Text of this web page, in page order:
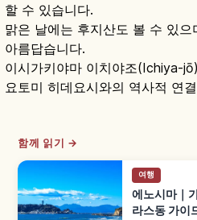
할 수 있습니다.
맑은 날에는 후지산도 볼 수 있
아름답습니다.
이시가키야마 이치야조(Ichiya-
요토미 히데요시와의 역사적 연
함께 읽기 →
여행
에노시마｜
라스동 가이